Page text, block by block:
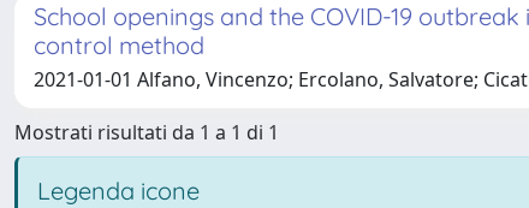
School openings and the COVID-19
control method
2021-01-01 Alfano, Vincenzo; Ercolano, Salvatore;
Mostrati risultati da 1 a 1 di 1
Legenda icone